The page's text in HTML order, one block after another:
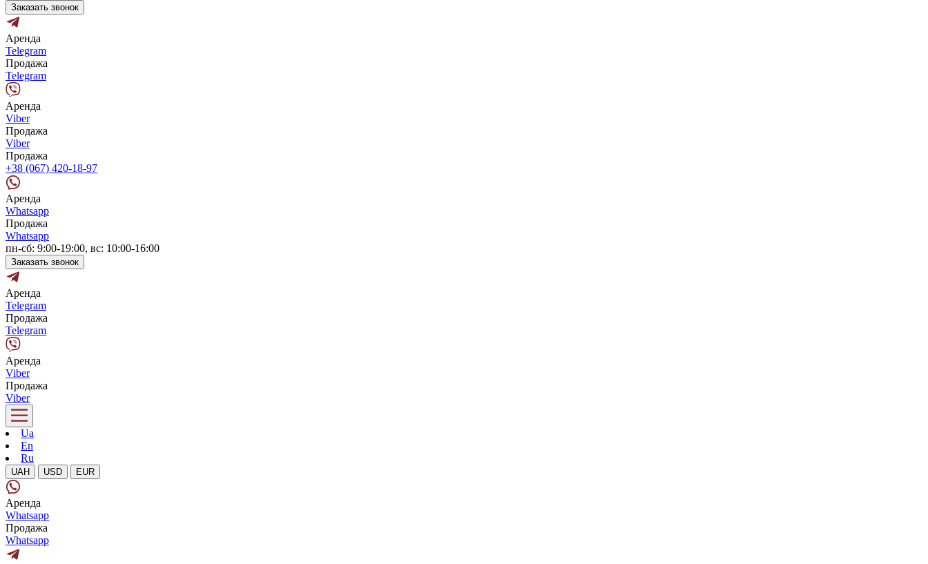
Заказать звонок
Аренда
Telegram
Продажа
Telegram
Аренда
Viber
Продажа
Viber
Продажа
+38 (067) 420-18-97
Аренда
Whatsapp
Продажа
Whatsapp
пн-сб: 9:00-19:00, вс: 10:00-16:00
Заказать звонок
Аренда
Telegram
Продажа
Telegram
Аренда
Viber
Продажа
Viber
Ua
En
Ru
UAH USD EUR
Аренда
Whatsapp
Продажа
Whatsapp